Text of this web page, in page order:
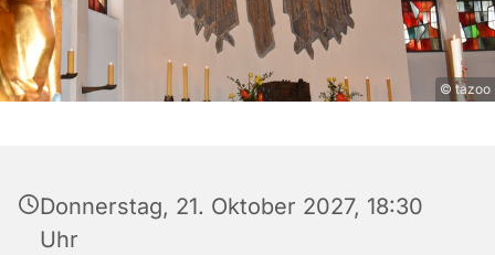
© tazoo
Donnerstag, 21. Oktober 2027, 18:30
Uhr